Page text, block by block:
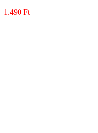
1.490 Ft